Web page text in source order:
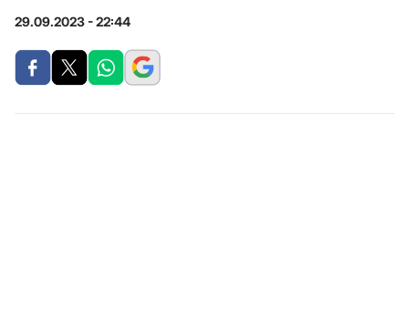
29.09.2023 - 22:44